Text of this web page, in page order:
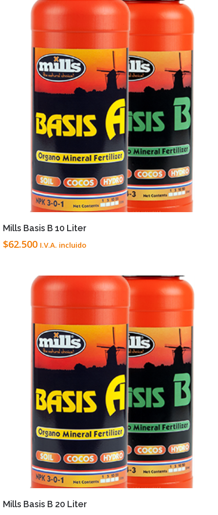
VIEW DETAILS LEER MÁS
Mills Basis B 10 Liter
$62.500 I.V.A. incluido
VIEW DETAILS LEER MÁS
Mills Basis B 20 Liter